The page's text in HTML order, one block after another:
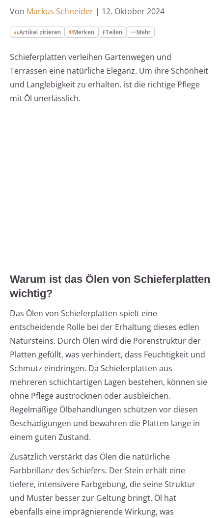
Von Markus Schneider | 12. Oktober 2024
Artikel zitieren Merken Teilen Mehr
Schieferplatten verleihen Gartenwegen und
Terrassen eine natürliche Eleganz. Um ihre Schönheit
und Langlebigkeit zu erhalten, ist die richtige Pflege
mit Öl unerlässlich.
Warum ist das Ölen von Schieferplatten
wichtig?
Das Ölen von Schieferplatten spielt eine
entscheidende Rolle bei der Erhaltung dieses edlen
Natursteins. Durch Ölen wird die Porenstruktur der
Platten gefüllt, was verhindert, dass Feuchtigkeit und
Schmutz eindringen. Da Schieferplatten aus
mehreren schichtartigen Lagen bestehen, können sie
ohne Pflege austrocknen oder ausbleichen.
Regelmäßige Ölbehandlungen schützen vor diesen
Beschädigungen und bewahren die Platten lange in
einem guten Zustand.
Zusätzlich verstärkt das Ölen die natürliche
Farbbrillanz des Schiefers. Der Stein erhält eine
tiefere, intensivere Farbgebung, die seine Struktur
und Muster besser zur Geltung bringt. Öl hat
ebenfalls eine imprägnierende Wirkung, was